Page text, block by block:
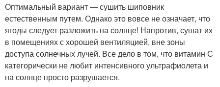
Оптимальный вариант — сушить шиповник
естественным путем. Однако это вовсе не означает, что
ягоды следует разложить на солнце! Напротив, сушат их
в помещениях с хорошей вентиляцией, вне зоны
доступа солнечных лучей. Все дело в том, что витамин С
категорически не любит интенсивного ультрафиолета и
на солнце просто разрушается.